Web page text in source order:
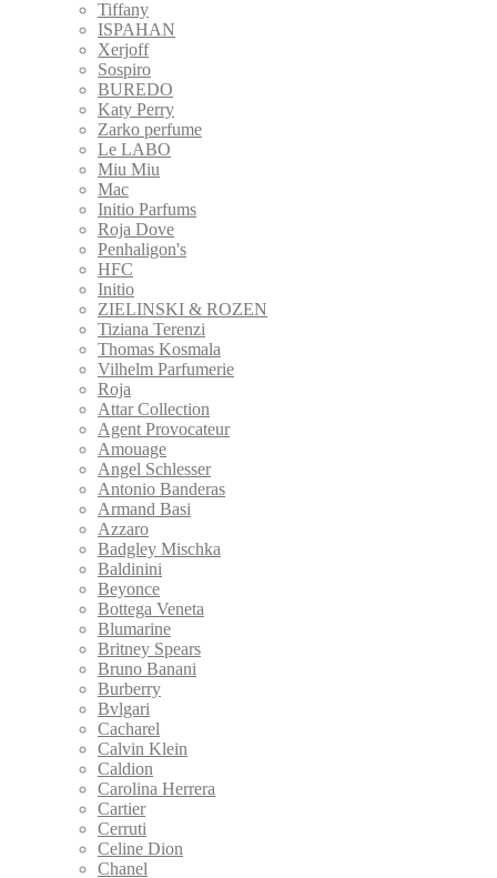
Tiffany
ISPAHAN
Xerjoff
Sospiro
BUREDO
Katy Perry
Zarko perfume
Le LABO
Miu Miu
Mac
Initio Parfums
Roja Dove
Penhaligon's
HFC
Initio
ZIELINSKI & ROZEN
Tiziana Terenzi
Thomas Kosmala
Vilhelm Parfumerie
Roja
Attar Collection
Agent Provocateur
Amouage
Angel Schlesser
Antonio Banderas
Armand Basi
Azzaro
Badgley Mischka
Baldinini
Beyonce
Bottega Veneta
Blumarine
Britney Spears
Bruno Banani
Burberry
Bvlgari
Cacharel
Calvin Klein
Caldion
Carolina Herrera
Cartier
Cerruti
Celine Dion
Chanel